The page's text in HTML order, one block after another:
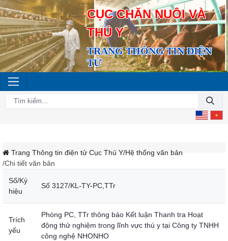
CỤC CHĂN NUÔI VÀ
THÚ Y
TRANG THÔNG TIN ĐIỆN
TỬ
Trang Thông tin điện tử Cục Thú Y/Hệ thống văn bản
/Chi tiết văn bản
Số/Ký
hiệu
Số 3127/KL-TY-PC,TTr
Trích
yếu
Phòng PC, TTr thông báo Kết luận Thanh tra Hoạt
động thử nghiệm trong lĩnh vực thú y tại Công ty TNHH
công nghệ NHONHO